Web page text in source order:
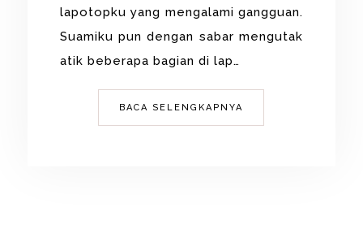
lapotopku yang mengalami gangguan.
Suamiku pun dengan sabar mengutak
atik beberapa bagian di lap…
BACA SELENGKAPNYA